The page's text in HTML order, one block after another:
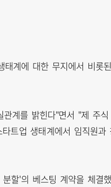
계에 대한 무지에서 비롯
계를 밝힌다"면서 "제 주
트업 생태계에서 임직원
할'의 베스팅 계약을 체결